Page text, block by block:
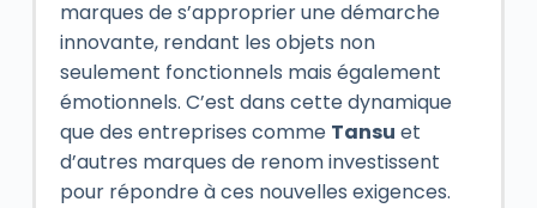
marques de s’approprier une démarche
innovante, rendant les objets non
seulement fonctionnels mais également
émotionnels. C’est dans cette dynamique
que des entreprises comme Tansu et
d’autres marques de renom investissent
pour répondre à ces nouvelles exigences.